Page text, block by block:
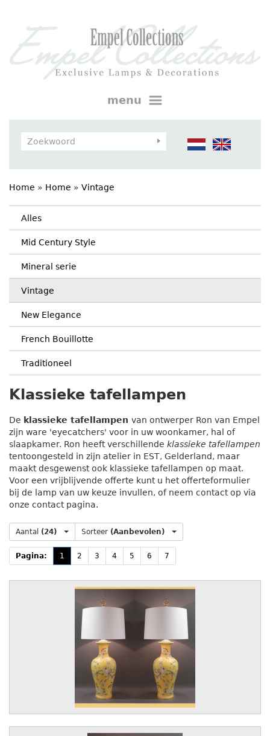
menu
Home » Home » Vintage
Alles
Mid Century Style
Mineral serie
Vintage
New Elegance
French Bouillotte
Traditioneel
Klassieke tafellampen
De klassieke tafellampen van ontwerper Ron van Empel
zijn ware 'eyecatchers' voor in uw woonkamer, hal of
slaapkamer. Ron heeft verschillende klassieke tafellampen
tentoongesteld in zijn atelier in EST, Gelderland, maar
maakt desgewenst ook klassieke tafellampen op maat.
Voor een vrijblijvende offerte kunt u het offerteformulier
bij de lamp van uw keuze invullen, of neem contact op via
onze contact pagina.
Aantal (24) Sorteer (Aanbevolen)
Pagina: 1 2 3 4 5 6 7